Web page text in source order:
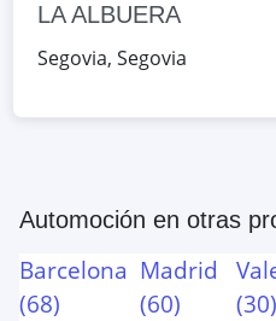
LA ALBUERA
Segovia, Segovia
Automoción en otras
Barcelona
(68)
Madrid
(60)
(30)